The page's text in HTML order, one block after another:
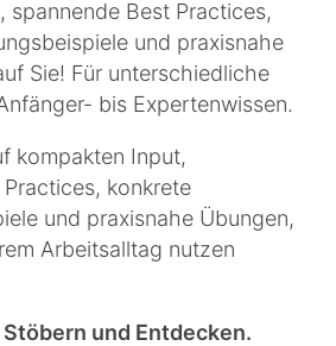
spannende Best Practices,
und praxisnahe
Sie! Für unterschiedliche
bis Expertenwissen.
kompakten Input,
konkrete
und praxisnahe Übungen,
Arbeitsalltag nutzen
und Entdecken.